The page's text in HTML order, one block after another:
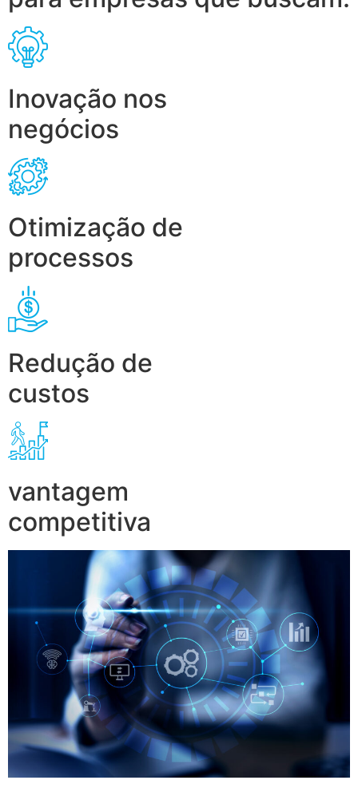
Inovação nos
negócios
Otimização de
processos
Redução de
custos
vantagem
competitiva